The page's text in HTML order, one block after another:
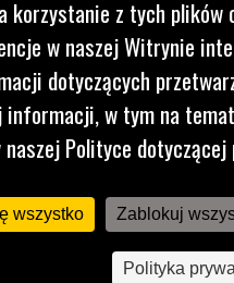
przed tarciem i
Wymień olej i filtr
dla Twojego
korzystanie z tych
w naszej Witrynie
dotyczących
w tym na
naszej Polityce
wszystko Zablokuj
Polityka